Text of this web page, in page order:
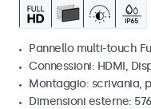
Pannello multi-touch
Connessioni: HDMI,
Montaggio: scrivania,
Dimensioni esterne: